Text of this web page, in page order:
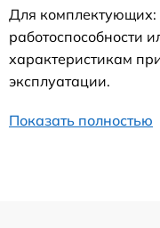
Для комплектующих:
работоспособности
характеристикам
эксплуатации.
Показать полностью